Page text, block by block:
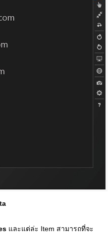
และแต่ล่ะ Item สามารถที่จะ